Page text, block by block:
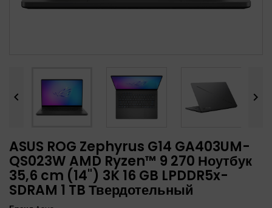
 
ASUS ROG Zephyrus G14 GA403UM-
QS023W AMD Ryzen™ 9 270 Ноутбук
35,6 cm (14") 3K 16 GB LPDDR5x-
SDRAM 1 TB Твердотельный